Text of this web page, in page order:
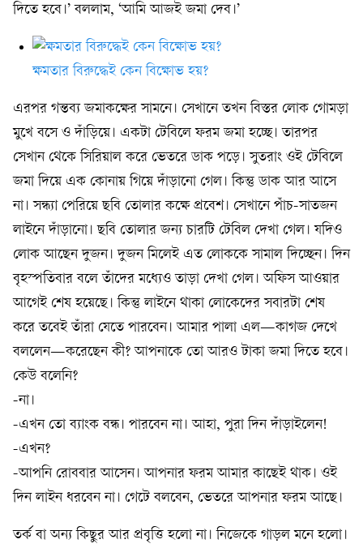
দিতে হবে।’ বললাম, ‘আমি আজই জমা দেব।’
ক্ষমতার বিরুদ্ধেই কেন বিক্ষোভ হয়?
এরপর গন্তব্য জমাকক্ষের সামনে। সেখানে তখন বিস্তর লোক গোমড়া
মুখে বসে ও দাঁড়িয়ে। একটা টেবিলে ফরম জমা হচ্ছে। তারপর
সেখান থেকে সিরিয়াল করে ভেতরে ডাক পড়ে। সুতরাং ওই টেবিলে
জমা দিয়ে এক কোনায় গিয়ে দাঁড়ানো গেল। কিন্তু ডাক আর আসে
না। সন্ধ্যা পেরিয়ে ছবি তোলার কক্ষে প্রবেশ। সেখানে পাঁচ-সাতজন
লাইনে দাঁড়ানো। ছবি তোলার জন্য চারটি টেবিল দেখা গেল। যদিও
লোক আছেন দুজন। দুজন মিলেই এত লোককে সামাল দিচ্ছেন। দিন
বৃহস্পতিবার বলে তাঁদের মধ্যেও তাড়া দেখা গেল। অফিস আওয়ার
আগেই শেষ হয়েছে। কিন্তু লাইনে থাকা লোকেদের সবারটা শেষ
করে তবেই তাঁরা যেতে পারবেন। আমার পালা এল—কাগজ দেখে
বললেন—করেছেন কী? আপনাকে তো আরও টাকা জমা দিতে হবে।
কেউ বলেনি?
-না।
-এখন তো ব্যাংক বন্ধ। পারবেন না। আহা, পুরা দিন দাঁড়াইলেন!
-এখন?
-আপনি রোববার আসেন। আপনার ফরম আমার কাছেই থাক। ওই
দিন লাইন ধরবেন না। গেটে বলবেন, ভেতরে আপনার ফরম আছে।
তর্ক বা অন্য কিছুর আর প্রবৃত্তি হলো না। নিজেকে গাড়ল মনে হলো।